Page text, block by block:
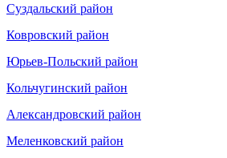
Суздальский район
Ковровский район
Юрьев-Польский район
Кольчугинский район
Александровский район
Меленковский район